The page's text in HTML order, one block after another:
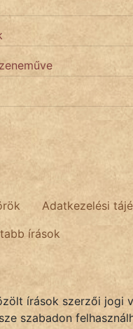
Adatkezelési
írások
írások szerzői jogi
szabadon